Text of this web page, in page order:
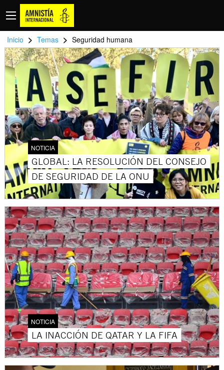
Inicio > Temas > Seguridad humana
NOTICIA
GLOBAL: LA RESOLUCIÓN DEL CONSEJO
DE SEGURIDAD DE LA ONU
NOTICIA
LA INACCIÓN DE QATAR Y LA FIFA